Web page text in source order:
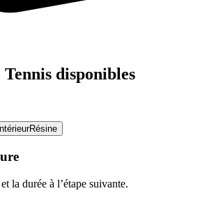
Tennis disponibles
IntérieurRésine
la durée à l’étape suivante.